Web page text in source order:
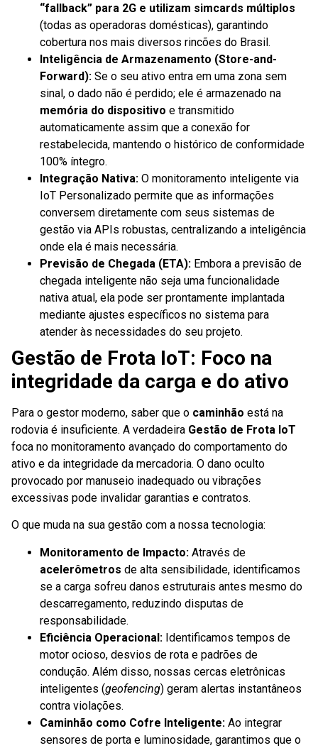
“fallback” para 2G e utilizam simcards múltiplos
(todas as operadoras domésticas), garantindo
cobertura nos mais diversos rincões do Brasil.
Inteligência de Armazenamento (Store-and-
Forward): Se o seu ativo entra em uma zona sem
sinal, o dado não é perdido; ele é armazenado na
memória do dispositivo e transmitido
automaticamente assim que a conexão for
restabelecida, mantendo o histórico de conformidade
100% íntegro.
Integração Nativa: O monitoramento inteligente via
IoT Personalizado permite que as informações
conversem diretamente com seus sistemas de
gestão via APIs robustas, centralizando a inteligência
onde ela é mais necessária.
Previsão de Chegada (ETA): Embora a previsão de
chegada inteligente não seja uma funcionalidade
nativa atual, ela pode ser prontamente implantada
mediante ajustes específicos no sistema para
atender às necessidades do seu projeto.
Gestão de Frota IoT: Foco na
integridade da carga e do ativo
Para o gestor moderno, saber que o caminhão está na
rodovia é insuficiente. A verdadeira Gestão de Frota IoT
foca no monitoramento avançado do comportamento do
ativo e da integridade da mercadoria. O dano oculto
provocado por manuseio inadequado ou vibrações
excessivas pode invalidar garantias e contratos.
O que muda na sua gestão com a nossa tecnologia:
Monitoramento de Impacto: Através de
acelerômetros de alta sensibilidade, identificamos
se a carga sofreu danos estruturais antes mesmo do
descarregamento, reduzindo disputas de
responsabilidade.
Eficiência Operacional: Identificamos tempos de
motor ocioso, desvios de rota e padrões de
condução. Além disso, nossas cercas eletrônicas
inteligentes (geofencing) geram alertas instantâneos
contra violações.
Caminhão como Cofre Inteligente: Ao integrar
sensores de porta e luminosidade, garantimos que o